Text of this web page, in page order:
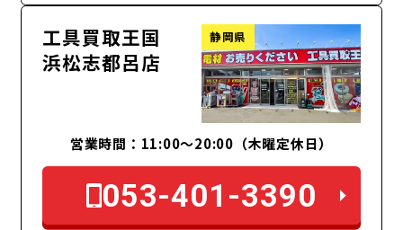
工具買取王国
浜松志都呂店
静岡県
営業時間：11:00～20:00（木曜定休日）
053-401-3390